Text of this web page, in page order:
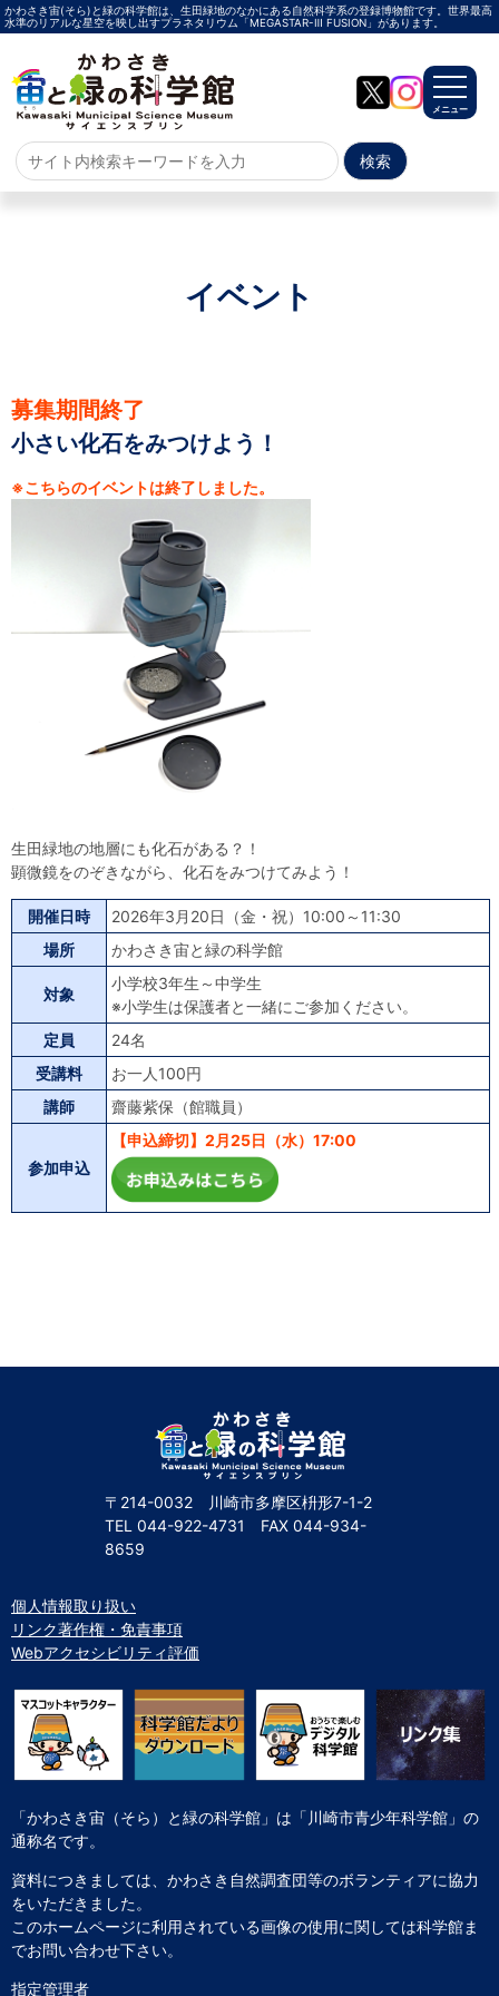
かわさき宙(そら)と緑の科学館は、生田緑地のなかにある自然科学系の登録博物館です。世界最高
水準のリアルな星空を映し出すプラネタリウム「MEGASTAR-Ⅲ FUSION」があります。
メニュー
ホーム
メガスターご紹介
投影メニュー
投影時間・料金
プラネタリウム解説員
イベント
当日参加
事前申込
その他
施設案内
開館時間・プラネタリウム投影時間・観覧料
カフェ・ショップ
アクセス・駐車場
科学館資料の特別利用料
幼稚園・保育園団体
かわさき星空ウォッチング
出前科学実験教室
プラネタリウム一般団体貸切利用「星空自由空間」
計画・年報・評価・議事録
青少年科学館運営基本計画
川崎市自然環境調査報告
よくある質問
日本語
イベント
募集期間終了
小さい化石をみつけよう！
※こちらのイベントは終了しました。
生田緑地の地層にも化石がある？！
顕微鏡をのぞきながら、化石をみつけてみよう！
開催日時
2026年3月20日（金・祝）10:00～11:30
場所
かわさき宙と緑の科学館
対象
小学校3年生～中学生
※小学生は保護者と一緒にご参加ください。
定員
24名
受講料
お一人100円
講師
齋藤紫保（館職員）
参加申込
【申込締切】2月25日（水）17:00
〒214-0032 川崎市多摩区枡形7-1-2
TEL 044-922-4731 FAX 044-934-
8659
個人情報取り扱い
リンク著作権・免責事項
Webアクセシビリティ評価
「かわさき宙（そら）と緑の科学館」は「川崎市青少年科学館」の
通称名です。
資料につきましては、かわさき自然調査団等のボランティアに協力
をいただきました。
このホームページに利用されている画像の使用に関しては科学館ま
でお問い合わせ下さい。
指定管理者